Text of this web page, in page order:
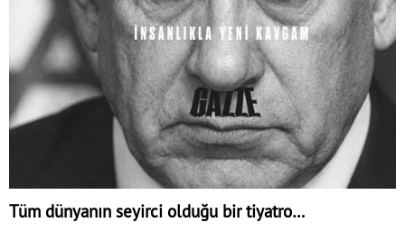
Tüm dünyanın seyirci olduğu bir tiyatro…